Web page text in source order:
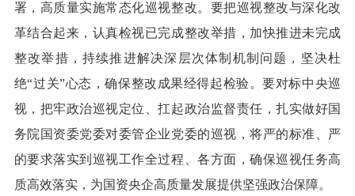
署，高质量实施常态化巡视整改。要把巡视整改与深化改
革结合起来，认真检视已完成整改举措，加快推进未完成
整改举措，持续推进解决深层次体制机制问题，坚决杜
绝“过关”心态，确保整改成果经得起检验。要对标中央巡
视，把牢政治巡视定位、扛起政治监督责任，扎实做好国
务院国资委党委对委管企业党委的巡视，将严的标准、严
的要求落实到巡视工作全过程、各方面，确保巡视任务高
质高效落实，为国资央企高质量发展提供坚强政治保障。